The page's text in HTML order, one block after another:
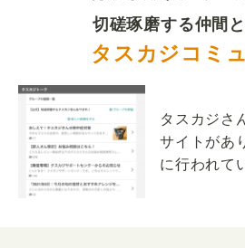
切磋琢磨する仲間
タスカジコミ
タスカジさ
サイトがあ
に行われて